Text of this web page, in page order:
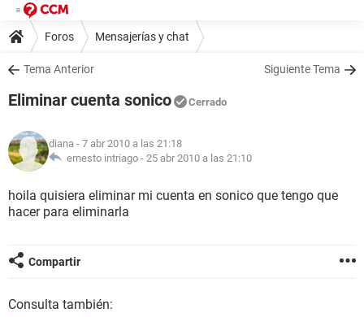
Foros Mensajerías y chat
Tema Anterior Siguiente Tema
Eliminar cuenta sonico Cerrado
diana - 7 abr 2010 a las 21:18
ernesto intriago - 25 abr 2010 a las 21:10
hoila quisiera eliminar mi cuenta en sonico que tengo que
hacer para eliminarla
Compartir
Consulta también: